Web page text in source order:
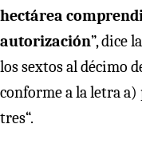
hectárea
autorización”, dice
los sextos al décimo
conforme a la letra
tres“.